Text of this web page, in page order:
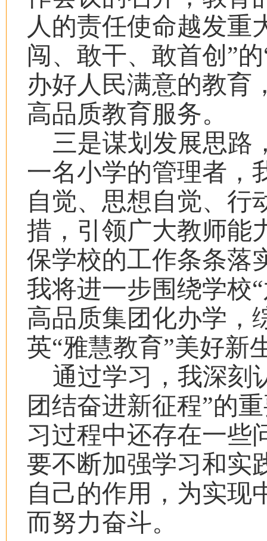
人的责任使命越发重
闯、敢干、敢首创”
办好人民满意的教育
高品质教育服务。
三是谋划发展思路
一名小学的管理者，
自觉、思想自觉、行
措，引领广大教师能
保学校的工作条条落
我将进一步围绕学校
高品质集团化办学，
英“雅慧教育”美好新
通过学习，我深刻
团结奋进新征程”的
习过程中还存在一些
要不断加强学习和实
自己的作用，为实现
而努力奋斗。